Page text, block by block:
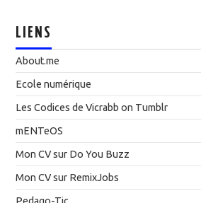
LIENS
About.me
Ecole numérique
Les Codices de Vicrabb on Tumblr
mENTeOS
Mon CV sur Do You Buzz
Mon CV sur RemixJobs